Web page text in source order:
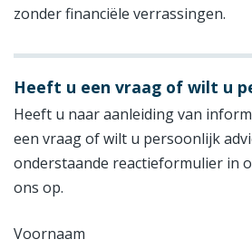
zonder financiële verrassingen.
Heeft u een vraag of wilt u
Heeft u naar aanleiding van
een vraag of wilt u persoonlijk
onderstaande reactieformulier in
ons op.
Voornaam